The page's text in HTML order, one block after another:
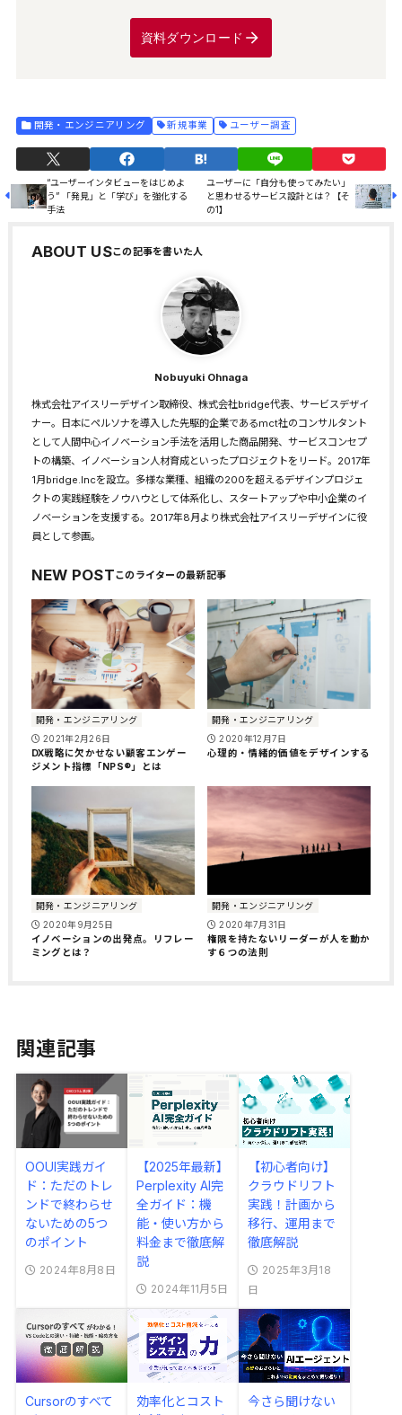
資料ダウンロード
開発・エンジニアリング 新規事業 ユーザー調査
“ユーザーインタビューをはじめよ
う” 「発見」と「学び」を強化する
手法
ユーザーに「自分も使ってみたい」
と思わせるサービス設計とは？【そ
の1】
ABOUT US
Nobuyuki Ohnaga
株式会社アイスリーデザイン取締役、株式会社bridge代表、サービスデザイ
ナー。日本にペルソナを導入した先駆的企業であるmct社のコンサルタント
として人間中心イノベーション手法を活用した商品開発、サービスコンセプ
トの構築、イノベーション人材育成といったプロジェクトをリード。2017年
1月bridge.Incを設立。多様な業種、組織の200を超えるデザインプロジェ
クトの実践経験をノウハウとして体系化し、スタートアップや中小企業のイ
ノベーションを支援する。2017年8月より株式会社アイスリーデザインに役
員として参画。
NEW POST
開発・エンジニアリング
2021年2月26日
DX戦略に欠かせない顧客エンゲー
ジメント指標「NPS®」とは
開発・エンジニアリング
2020年12月7日
心理的・情緒的価値をデザインする
開発・エンジニアリング
2020年9月25日
イノベーションの出発点。リフレー
ミングとは？
開発・エンジニアリング
2020年7月31日
権限を持たないリーダーが人を動か
す６つの法則
関連記事
OOUI実践ガイ
ド：ただのトレ
ンドで終わらせ
ないための5つ
のポイント
2024年8月8日
【2025年最新】
Perplexity AI完
全ガイド：機
能・使い方から
料金まで徹底解
説
2024年11月5日
【初心者向け】
クラウドリフト
実践！計画から
移行、運用まで
徹底解説
2025年3月18
日
Cursorのすべて
効率化とコスト
今さら聞けない